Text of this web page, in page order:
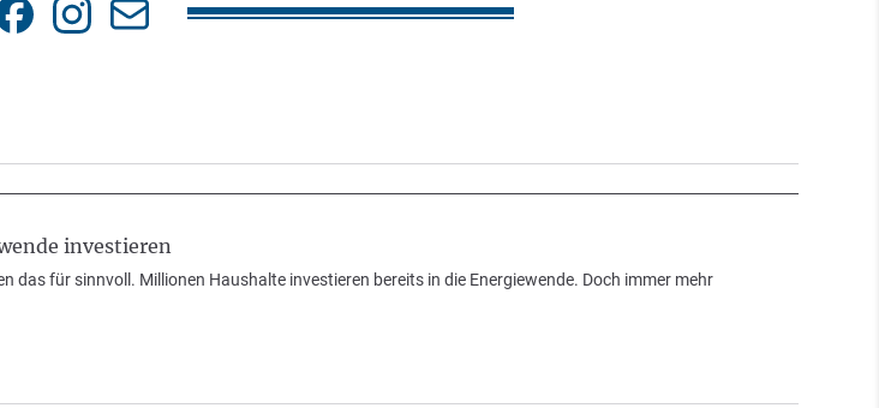
investieren
das für sinnvoll. Millionen Haushalte investieren bereits in die Energiewende. Doch immer mehr